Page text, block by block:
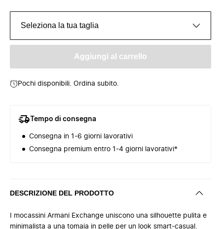
Seleziona la tua taglia
Aggiungi al carrello
Pochi disponibili. Ordina subito.
Tempo di consegna
Consegna in 1-6 giorni lavorativi
Consegna premium entro 1-4 giorni lavorativi*
DESCRIZIONE DEL PRODOTTO
I mocassini Armani Exchange uniscono una silhouette pulita e
minimalista a una tomaia in pelle per un look smart-casual.